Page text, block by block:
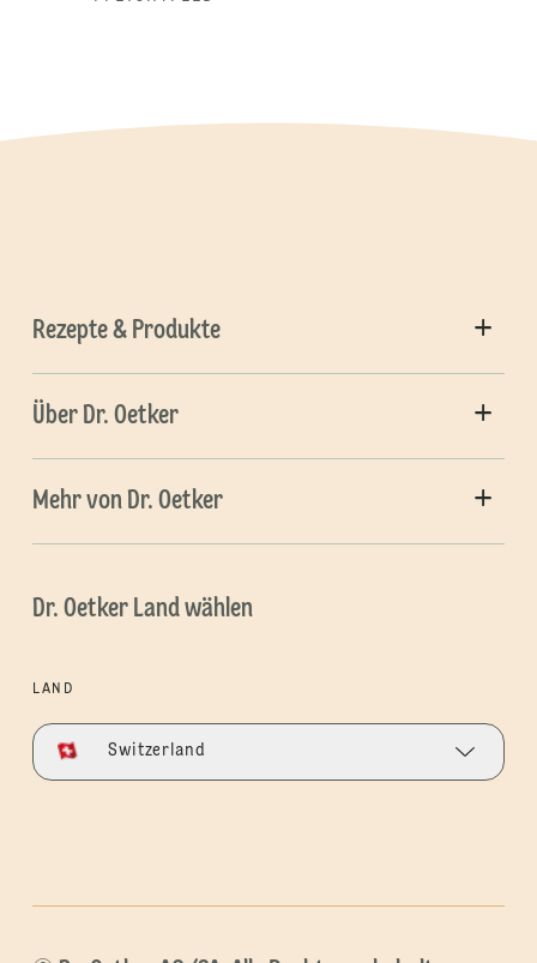
Rezepte & Produkte
Über Dr. Oetker
Mehr von Dr. Oetker
Dr. Oetker Land wählen
LAND
Switzerland